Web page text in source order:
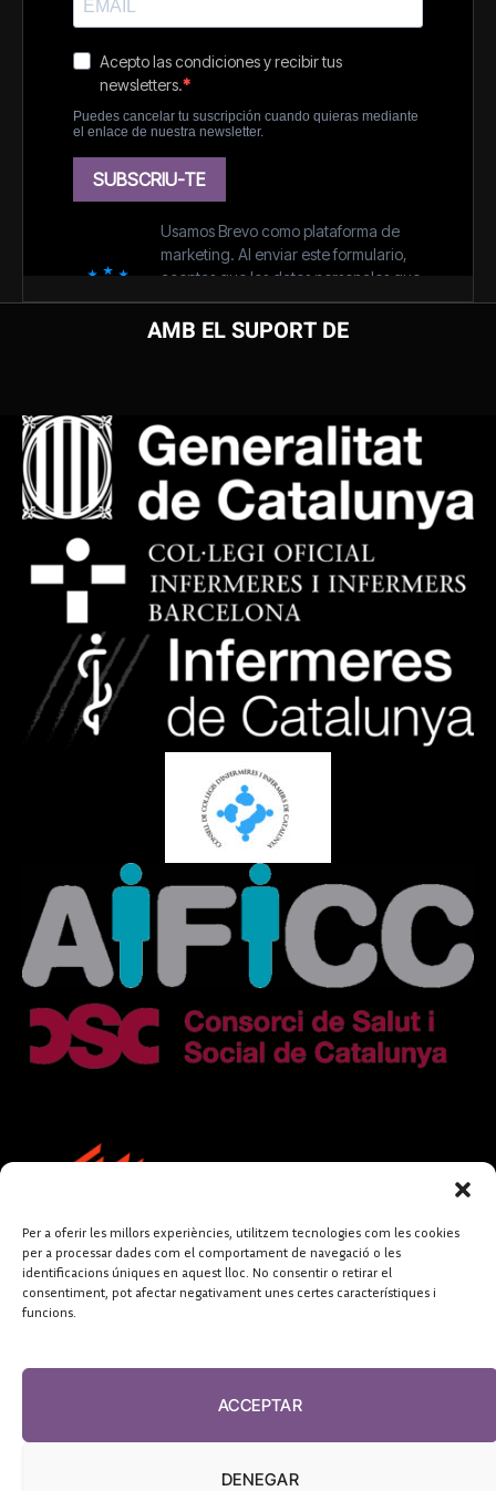
Per a oferir les millors experiències, utilitzem tecnologies com les cookies
per a processar dades com el comportament de navegació o les
identificacions úniques en aquest lloc. No consentir o retirar el
consentiment, pot afectar negativament unes certes característiques i
funcions.
ACCEPTAR
DENEGAR
AMB EL SUPORT DE
FUNDACIÓ